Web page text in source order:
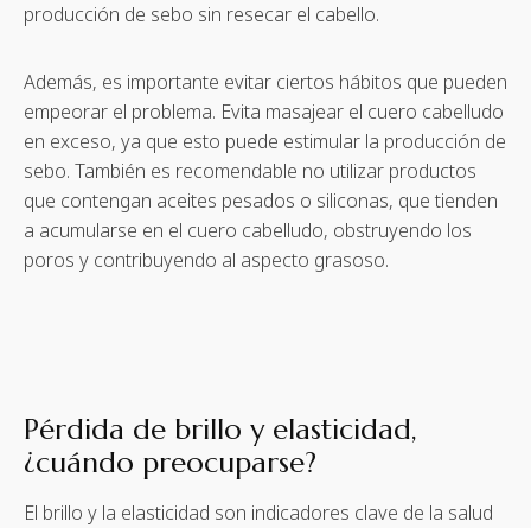
producción de sebo sin resecar el cabello.
Además, es importante evitar ciertos hábitos que pueden
empeorar el problema. Evita masajear el cuero cabelludo
en exceso, ya que esto puede estimular la producción de
sebo. También es recomendable no utilizar productos
que contengan aceites pesados o siliconas, que tienden
a acumularse en el cuero cabelludo, obstruyendo los
poros y contribuyendo al aspecto grasoso.
Pérdida de brillo y elasticidad,
¿cuándo preocuparse?
El brillo y la elasticidad son indicadores clave de la salud